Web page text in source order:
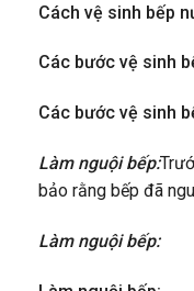
Cách vệ sinh bếp
Các bước vệ sinh
Các bước vệ sinh
Làm nguội bếp:
bảo rằng bếp đã
Làm nguội bếp: